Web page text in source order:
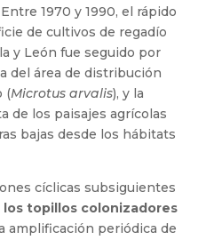
1970 y 1990, el rápido
de cultivos de regadío
y León fue seguido por
del área de distribución
(Microtus arvalis), y la
de los paisajes agrícolas
bajas desde los hábitats
cíclicas subsiguientes
los topillos colonizadores
amplificación periódica de